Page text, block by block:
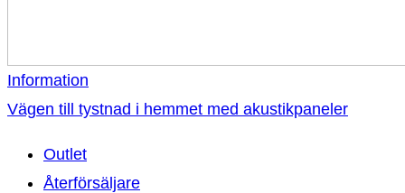
Information
Vägen till tystnad i hemmet med akustikpaneler
Outlet
Återförsäljare